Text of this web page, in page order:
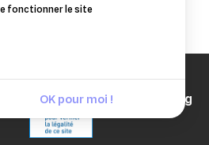
Blog
fonctionner le site
OK pour moi !